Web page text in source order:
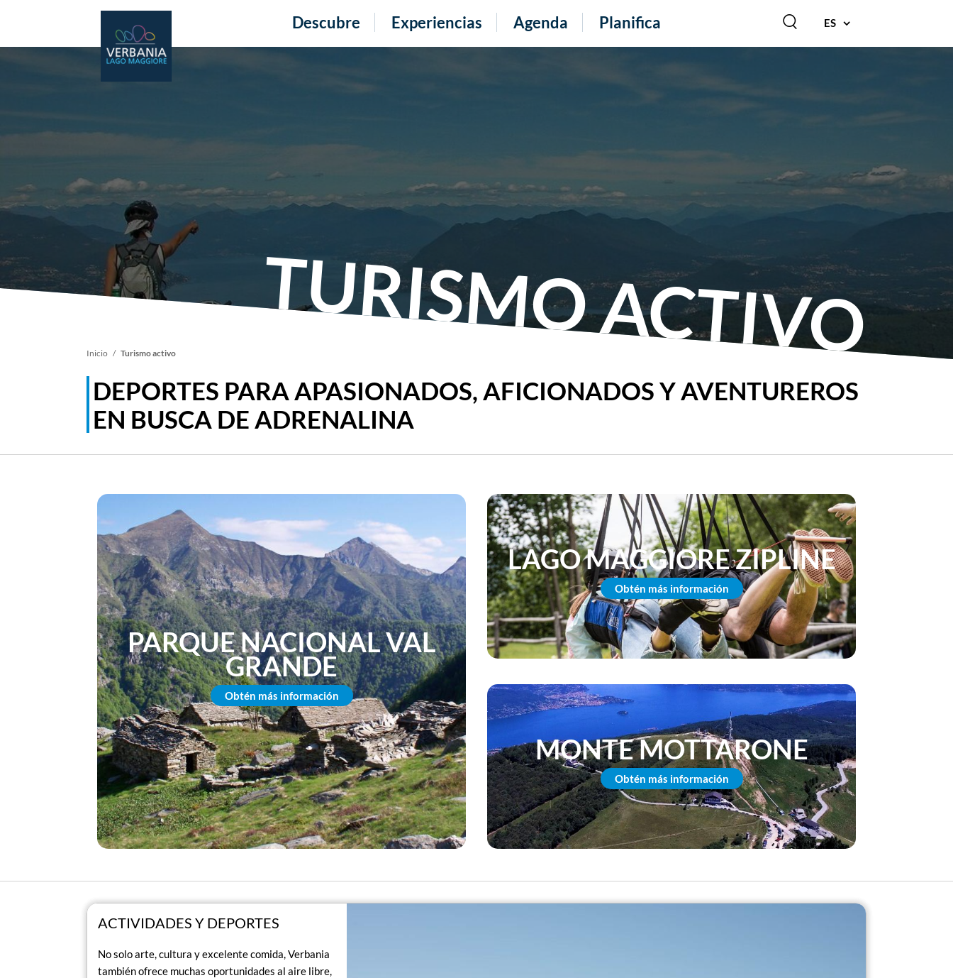
Descubre Experiencias Agenda Planifica ES
TURISMO ACTIVO
Sobrescribir
enlaces
de
a
la
navegación
Inicio Turismo activo
DEPORTES PARA APASIONADOS, AFICIONADOS Y AVENTUREROS
EN BUSCA DE ADRENALINA
PARQUE NACIONAL VAL
GRANDE
Obtén más información
LAGO MAGGIORE ZIPLINE
Obtén más información
MONTE MOTTARONE
Obtén más información
ACTIVIDADES Y DEPORTES
No solo arte, cultura y excelente comida, Verbania
también ofrece muchas oportunidades al aire libre,